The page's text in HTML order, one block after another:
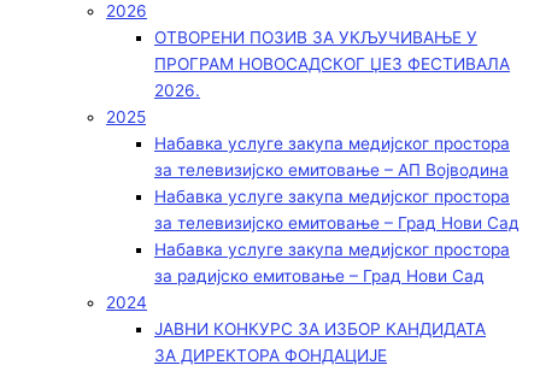
2026
ОТВОРЕНИ ПОЗИВ ЗА УКЉУЧИВАЊЕ У
ПРОГРАМ НОВОСАДСКОГ ЏЕЗ ФЕСТИВАЛА
2026.
2025
Набавка услуге закупа медијског простора
за телевизијско емитовање – АП Војводинa
Набавка услуге закупа медијског простора
за телевизијско емитовање – Град Нови Сад
Набавка услуге закупа медијског простора
за радијско емитовање – Град Нови Сад
2024
ЈАВНИ КОНКУРС ЗА ИЗБОР КАНДИДАТА
ЗА ДИРЕКТОРА ФОНДАЦИЈЕ